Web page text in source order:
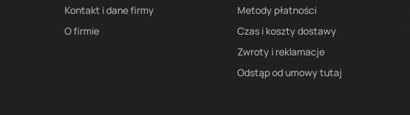
Kontakt i dane firmy
O firmie
Metody płatności
Czas i koszty dostawy
Zwroty i reklamacje
Odstąp od umowy tutaj